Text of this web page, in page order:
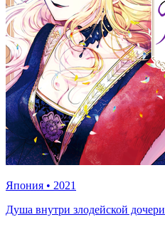
Япония • 2021
Душа внутри злодейской дочери